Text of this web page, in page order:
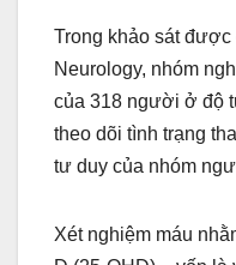
Trong khảo sát
Neurology, nhóm
của 318 người ở độ
theo dõi tình trạng
tư duy của nhóm
Xét nghiệm máu